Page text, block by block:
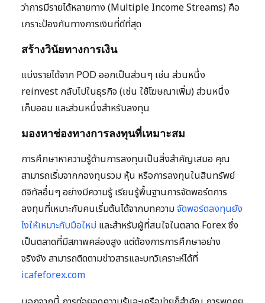
ว่าการมีรายได้หลายทาง (Multiple Income Streams) คือ
เกราะป้องกันทางการเงินที่ดีที่สุด
สร้างวินัยทางการเงิน
แบ่งรายได้จาก POD ออกเป็นส่วนๆ เช่น ส่วนหนึ่ง
reinvest กลับไปในธุรกิจ (เช่น ใช้โฆษณาเพิ่ม) ส่วนหนึ่ง
เก็บออม และส่วนหนึ่งสำหรับลงทุน
มองหาช่องทางการลงทุนที่เหมาะสม
การศึกษาหาความรู้ด้านการลงทุนเป็นสิ่งสำคัญเสมอ คุณ
สามารถเริ่มจากกองทุนรวม หุ้น หรือการลงทุนในสินทรัพย์
ดิจิทัลอื่นๆ อย่างมีความรู้ เรียนรู้พื้นฐานการจัดพอร์ตการ
ลงทุนที่เหมาะกับคนเริ่มต้นได้จากบทความจัดพอร์ตลงทุนยัง
ไงให้เหมาะกับมือใหม่ และสำหรับผู้ที่สนใจในตลาด Forex ซึ่ง
เป็นตลาดที่มีสภาพคล่องสูง แต่ต้องการการศึกษาอย่าง
จริงจัง สามารถติดตามข่าวสารและบทวิเคราะห์ได้ที่
icafeforex.com